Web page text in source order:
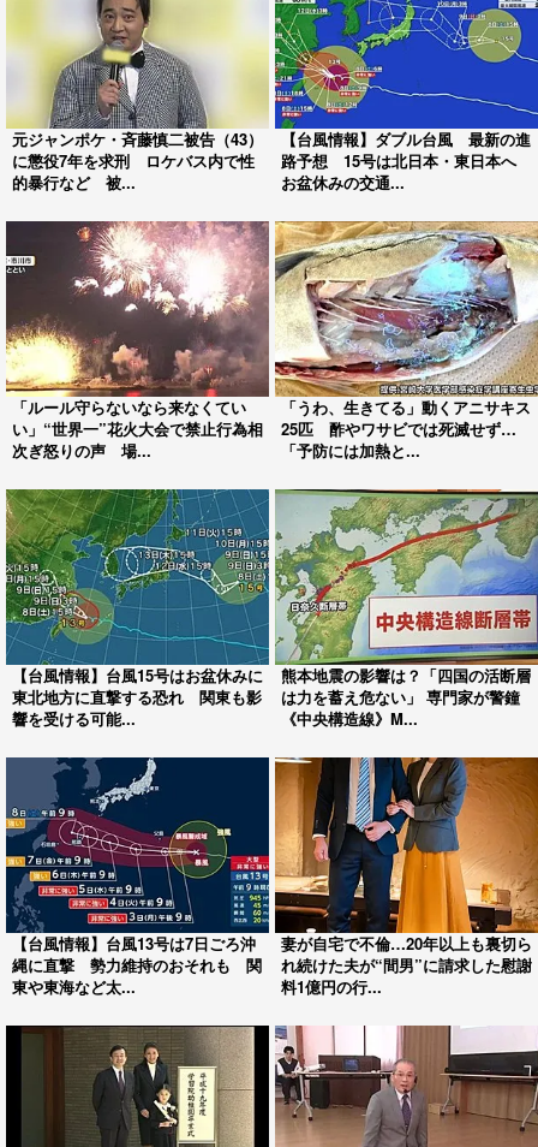
元ジャンポケ・斉藤慎二被告（43）
に懲役7年を求刑 ロケバス内で性
的暴行など 被...
【台風情報】ダブル台風 最新の進
路予想 15号は北日本・東日本へ
お盆休みの交通...
「ルール守らないなら来なくてい
い」“世界一”花火大会で禁止行為相
次ぎ怒りの声 場...
「うわ、生きてる」動くアニサキス
25匹 酢やワサビでは死滅せず…
「予防には加熱と...
【台風情報】台風15号はお盆休みに
東北地方に直撃する恐れ 関東も影
響を受ける可能...
熊本地震の影響は？「四国の活断層
は力を蓄え危ない」 専門家が警鐘
《中央構造線》M...
【台風情報】台風13号は7日ごろ沖
縄に直撃 勢力維持のおそれも 関
東や東海など太...
妻が自宅で不倫…20年以上も裏切ら
れ続けた夫が“間男”に請求した慰謝
料1億円の行...